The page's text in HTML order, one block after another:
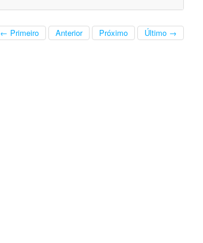
← Primeiro Anterior Próximo Último →